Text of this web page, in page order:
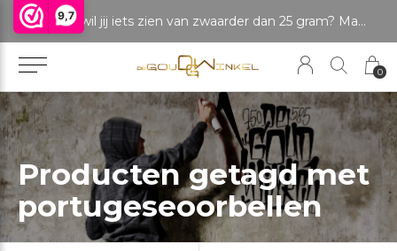
9,7
0
LET OP: wil jij iets zien van zwaarder dan 25 gram? Maak dan een afspraak om het product te bekijken. Producten boven de 25 gram NIET aanwezig in winkel.
Producten getagd met
portugeseoorbellen